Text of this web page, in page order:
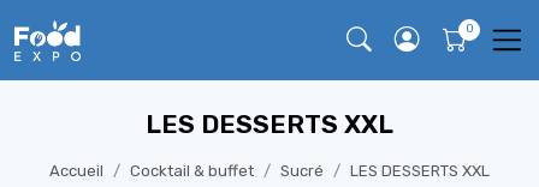
LES DESSERTS XXL
Accueil Cocktail & buffet Sucré LES DESSERTS XXL